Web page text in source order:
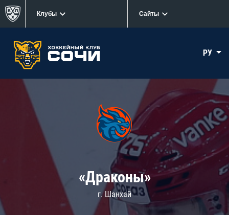
Клубы Сайты
РУ
«Драконы»
г. Шанхай